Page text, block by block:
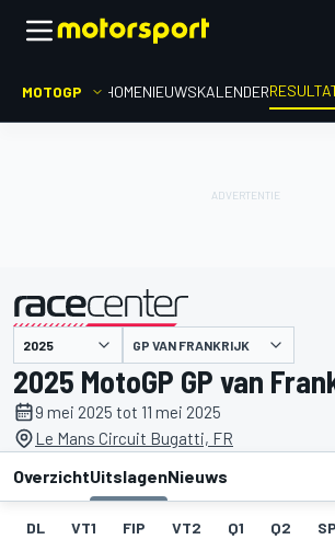
MOTOGP HOMENIEUWSKALENDER
gepresenteerd door GP VAN FRANKRIJK
2025 MotoGP GP van
9 mei 2025 tot 11 mei 2025
Le Mans Circuit Bugatti, FR
OverzichtUitslagenNieuws
DL VT1 FIP VT2 Q1 Q2